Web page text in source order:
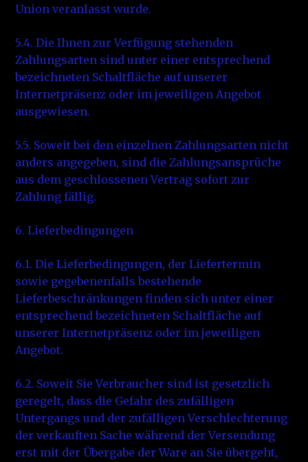
Union veranlasst wurde.
5.4. Die Ihnen zur Verfügung stehenden
Zahlungsarten sind unter einer entsprechend
bezeichneten Schaltfläche auf unserer
Internetpräsenz oder im jeweiligen Angebot
ausgewiesen.
5.5. Soweit bei den einzelnen Zahlungsarten nicht
anders angegeben, sind die Zahlungsansprüche
aus dem geschlossenen Vertrag sofort zur
Zahlung fällig.
6. Lieferbedingungen
6.1. Die Lieferbedingungen, der Liefertermin
sowie gegebenenfalls bestehende
Lieferbeschränkungen finden sich unter einer
entsprechend bezeichneten Schaltfläche auf
unserer Internetpräsenz oder im jeweiligen
Angebot.
6.2. Soweit Sie Verbraucher sind ist gesetzlich
geregelt, dass die Gefahr des zufälligen
Untergangs und der zufälligen Verschlechterung
der verkauften Sache während der Versendung
erst mit der Übergabe der Ware an Sie übergeht,